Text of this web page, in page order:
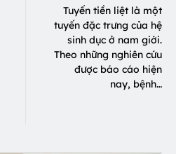
Tuyến tiền liệt là một
tuyến đặc trưng của hệ
sinh dục ở nam giới.
Theo những nghiên cứu
được báo cáo hiện
nay, bệnh…